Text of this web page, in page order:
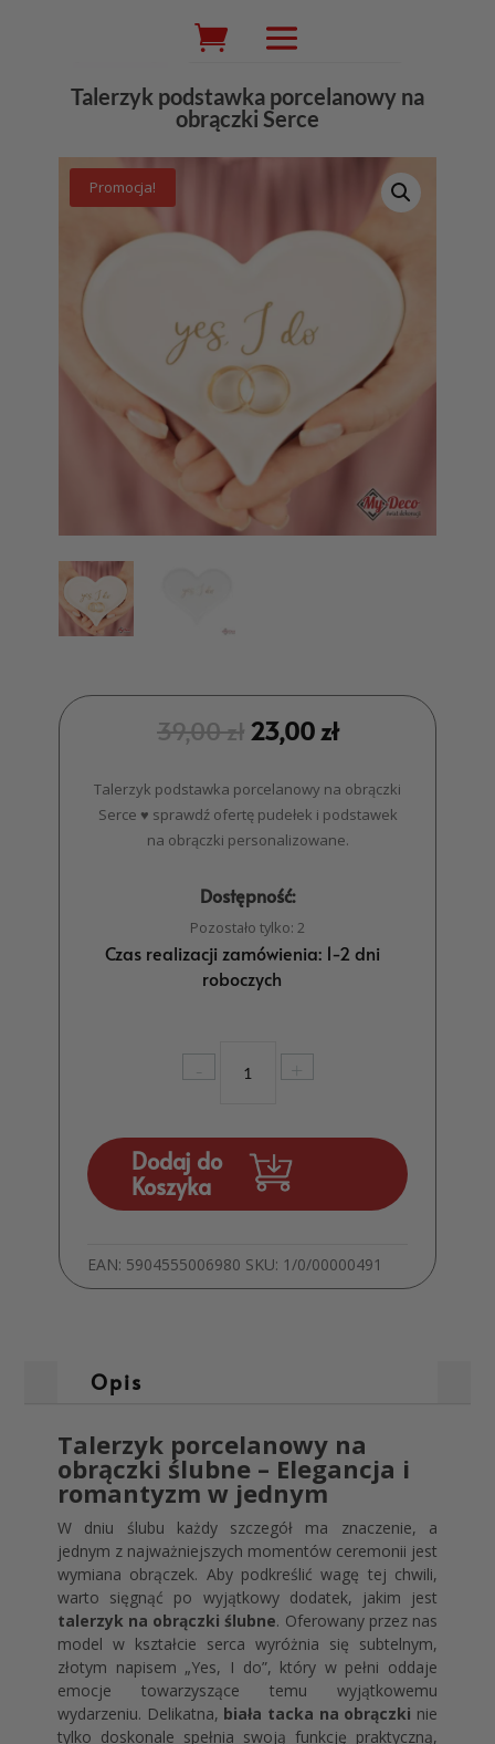
Wyszukiwarka
produktów
Talerzyk podstawka porcelanowy na
obrączki Serce
Promocja!
39,00zł 23,00zł
Talerzyk podstawka porcelanowy na obrączki
Serce ♥ sprawdź ofertę pudełek i podstawek
na obrączki personalizowane.
Dostępność:
Pozostało tylko: 2
Czas realizacji zamówienia: 1-2 dni
roboczych
-
Talerzyk
na
obrączki
Serce
+
Dodaj do
Koszyka
EAN: 5904555006980 SKU: 1/0/00000491
Opis
Talerzyk porcelanowy na
obrączki ślubne – Elegancja i
romantyzm w jednym
W dniu ślubu każdy szczegół ma znaczenie, a
jednym z najważniejszych momentów ceremonii jest
wymiana obrączek. Aby podkreślić wagę tej chwili,
warto sięgnąć po wyjątkowy dodatek, jakim jest
talerzyk na obrączki ślubne. Oferowany przez nas
model w kształcie serca wyróżnia się subtelnym,
złotym napisem „Yes, I do”, który w pełni oddaje
emocje towarzyszące temu wyjątkowemu
wydarzeniu. Delikatna, biała tacka na obrączki nie
tylko doskonale spełnia swoją funkcję praktyczną,